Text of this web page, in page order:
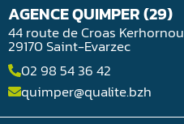
AGENCE QUIMPER (29)
44 route de Croas Kerhornou
29170 Saint-Evarzec
02 98 54 36 42
quimper@qualite.bzh